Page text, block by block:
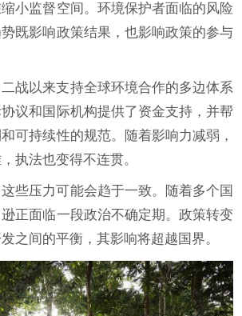
小监督空间。环境保护者面临的风险
既影响政策结果，也影响政策的参与
战以来支持全球环境合作的多边体系
议和国际机构提供了资金支持，并帮
可持续性的规范。随着影响力减弱，
执法也变得不连贯。
些压力可能会趋于一致。随着多个国
正面临一段政治不确定期。政策转变
之间的平衡，其影响将超越国界。